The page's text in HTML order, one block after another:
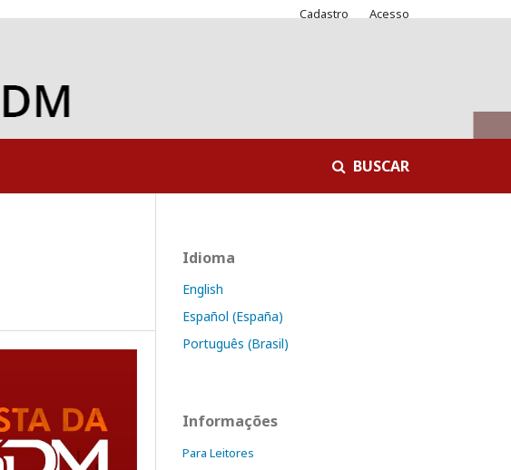
BUSCAR
Cadastro Acesso
Idioma
English
Español (España)
Português (Brasil)
Informações
Para Leitores